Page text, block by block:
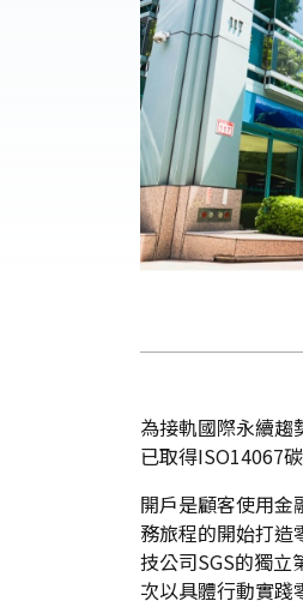
為接軌國際永續趨
已取得ISO14067
開戶是顧客使用金
務旅程的開始打造
技公司SGS的獨
次以具體行動實踐